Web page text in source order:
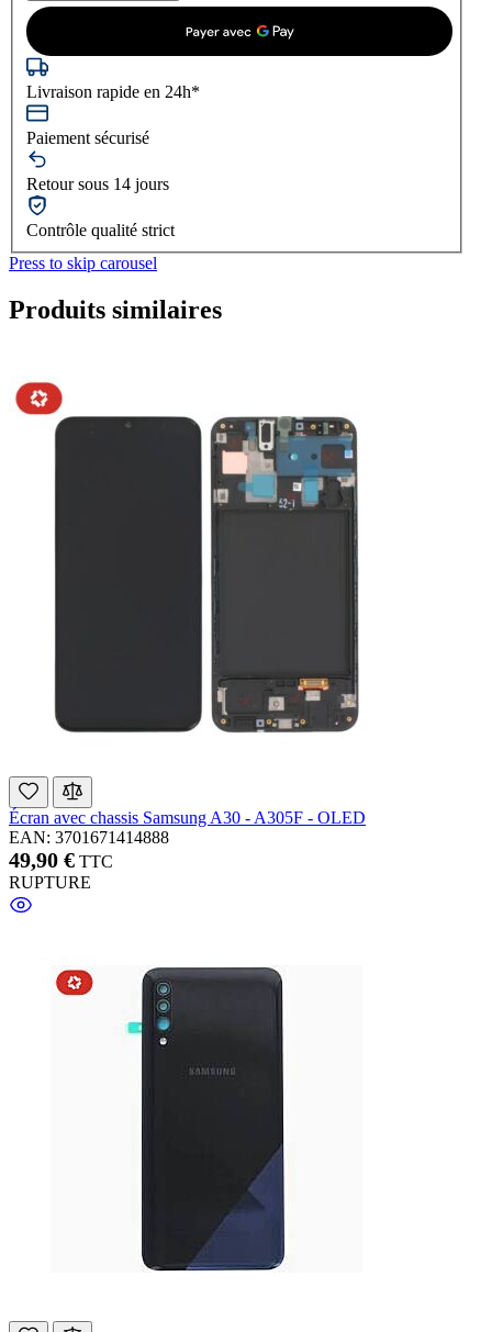
Livraison rapide en 24h*
Paiement sécurisé
Retour sous 14 jours
Contrôle qualité strict
Press to skip carousel
Produits similaires
Écran avec chassis Samsung A30 - A305F - OLED
EAN: 3701671414888
49,90 € TTC
RUPTURE